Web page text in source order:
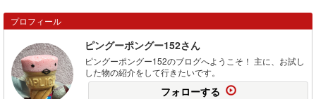
プロフィール
ピングーポングー152さん
ピングーポングー152のブログへようこそ！ 主に、お試し
した物の紹介をして行きたいです。
フォローする